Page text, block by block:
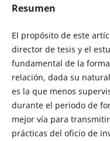
Resumen
El propósito de este
director de tesis y el
fundamental de la
relación, dada su
es la que menos
durante el periodo de
mejor vía para
prácticas del oficio de